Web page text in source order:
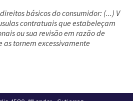
direitos básicos do consumidor: (...) V
contratuais que estabeleçam
ou sua revisão em razão de
as tornem excessivamente